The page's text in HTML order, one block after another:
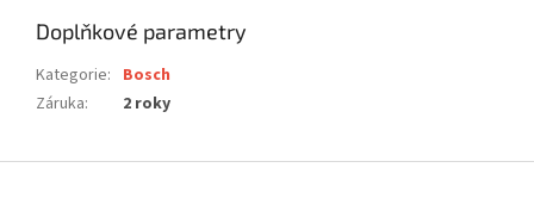
Doplňkové parametry
Kategorie: Bosch
Záruka: 2 roky